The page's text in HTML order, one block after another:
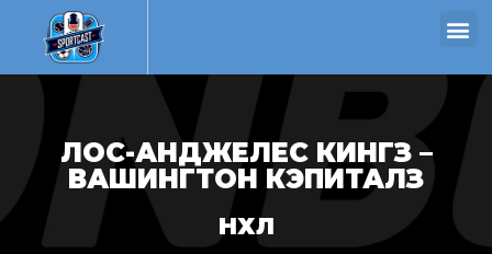
ЛОС-АНДЖЕЛЕС КИНГЗ –
ВАШИНГТОН КЭПИТАЛЗ
НХЛ